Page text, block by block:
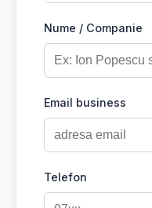
Nume / Companie
Email business
Telefon